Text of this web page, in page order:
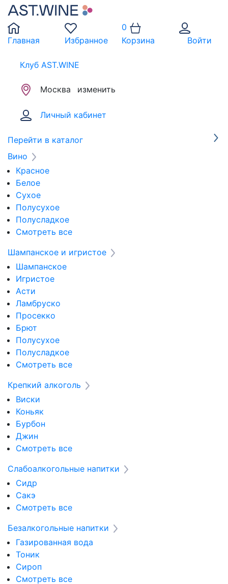
Главная Избранное
0
Корзина
Войти
Клуб AST.WINE
Москва изменить
Личный кабинет
Перейти в каталог
Вино
Красное
Белое
Сухое
Полусухое
Полусладкое
Смотреть все
Шампанское и игристое
Шампанское
Игристое
Асти
Ламбруско
Просекко
Брют
Полусухое
Полусладкое
Смотреть все
Крепкий алкоголь
Виски
Коньяк
Бурбон
Джин
Смотреть все
Слабоалкогольные напитки
Сидр
Сакэ
Смотреть все
Безалкогольные напитки
Газированная вода
Тоник
Сироп
Смотреть все